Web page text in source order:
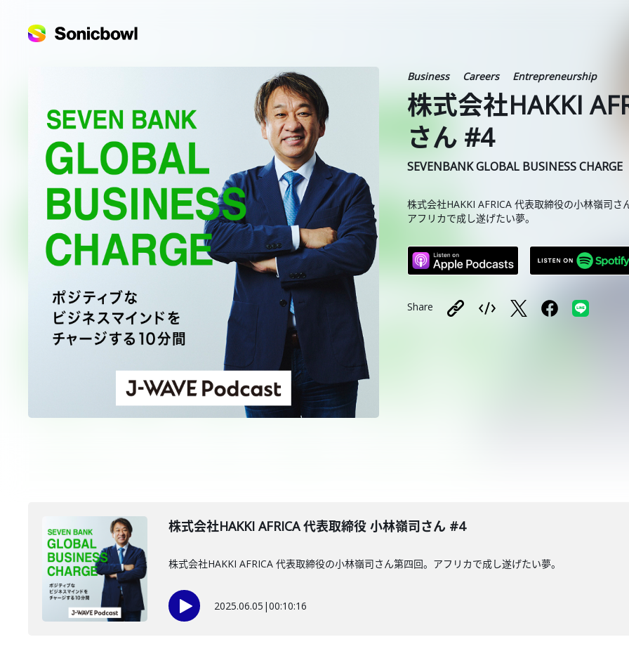
Business Careers Entrepreneurship
株式会社HAKKI
さん #4
SEVENBANK GLOBAL BUSINESS CHARGE
株式会社HAKKI AFRICA 代表取締役の小林嶺司さ
アフリカで成し遂げたい夢。
Share
株式会社HAKKI AFRICA 代表取締役 小林嶺司さん #4
株式会社HAKKI AFRICA 代表取締役の小林嶺司さん第四回。アフリカで成し遂げたい夢。
2025.06.05 |00:10:16